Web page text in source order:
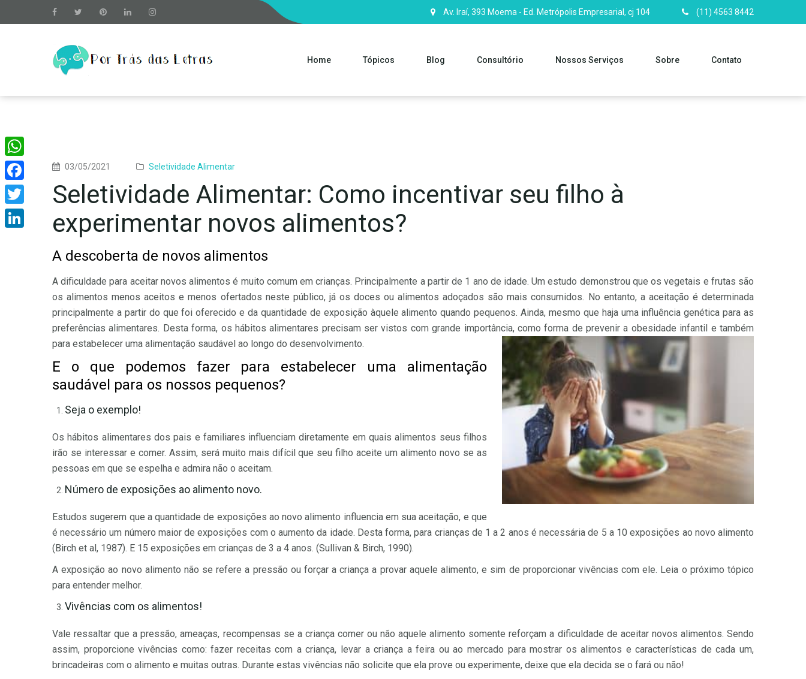
Av. Iraí, 393 Moema - Ed. Metrópolis Empresarial, cj 104 (11) 4563 8442
Home Tópicos Blog Consultório Nossos Serviços Sobre Contato
03/05/2021 Seletividade Alimentar
Seletividade Alimentar: Como incentivar seu filho à
experimentar novos alimentos?
A descoberta de novos alimentos
A dificuldade para aceitar novos alimentos é muito comum em crianças. Principalmente a partir de 1 ano de idade. Um estudo demonstrou que os vegetais e frutas são
os alimentos menos aceitos e menos ofertados neste público, já os doces ou alimentos adoçados são mais consumidos. No entanto, a aceitação é determinada
principalmente a partir do que foi oferecido e da quantidade de exposição àquele alimento quando pequenos. Ainda, mesmo que haja uma influência genética para as
preferências alimentares. Desta forma, os hábitos alimentares precisam ser vistos com grande importância, como forma de prevenir a obesidade infantil e também
para estabelecer uma alimentação saudável ao longo do desenvolvimento.
E o que podemos fazer para estabelecer uma alimentação
saudável para os nossos pequenos?
Seja o exemplo!
Os hábitos alimentares dos pais e familiares influenciam diretamente em quais alimentos seus filhos
irão se interessar e comer. Assim, será muito mais difícil que seu filho aceite um alimento novo se as
pessoas em que se espelha e admira não o aceitam.
Número de exposições ao alimento novo.
Estudos sugerem que a quantidade de exposições ao novo alimento influencia em sua aceitação, e que
é necessário um número maior de exposições com o aumento da idade. Desta forma, para crianças de 1 a 2 anos é necessária de 5 a 10 exposições ao novo alimento
(Birch et al, 1987). E 15 exposições em crianças de 3 a 4 anos. (Sullivan & Birch, 1990).
A exposição ao novo alimento não se refere a pressão ou forçar a criança a provar aquele alimento, e sim de proporcionar vivências com ele. Leia o próximo tópico
para entender melhor.
Vivências com os alimentos!
Vale ressaltar que a pressão, ameaças, recompensas se a criança comer ou não aquele alimento somente reforçam a dificuldade de aceitar novos alimentos. Sendo
assim, proporcione vivências como: fazer receitas com a criança, levar a criança a feira ou ao mercado para mostrar os alimentos e características de cada um,
brincadeiras com o alimento e muitas outras. Durante estas vivências não solicite que ela prove ou experimente, deixe que ela decida se o fará ou não!
WhatsApp
Facebook
Twitter